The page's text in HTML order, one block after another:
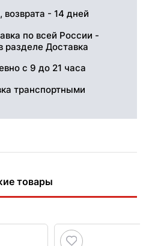
возврата - 14 дней
по всей России -
разделе Доставка
с 9 до 21 часа
транспортными
товары